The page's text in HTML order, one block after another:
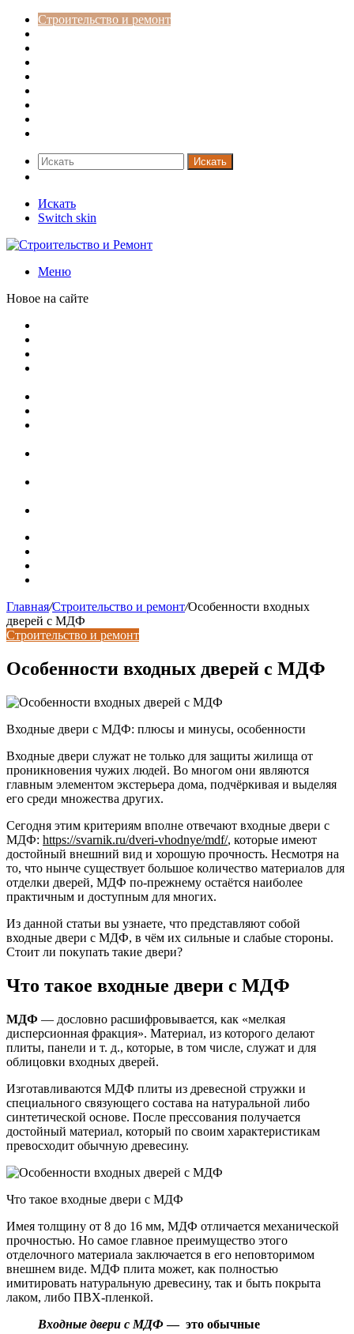
Строительство и ремонт
Искать
Искать
Switch skin
Меню
Новое на сайте
Главная/Строительство и ремонт/Особенности входных
дверей с МДФ
Строительство и ремонт
Особенности входных дверей с МДФ
Входные двери с МДФ: плюсы и минусы, особенности
Входные двери служат не только для защиты жилища от
проникновения чужих людей. Во многом они являются
главным элементом экстерьера дома, подчёркивая и выделяя
его среди множества других.
Сегодня этим критериям вполне отвечают входные двери с
МДФ: https://svarnik.ru/dveri-vhodnye/mdf/, которые имеют
достойный внешний вид и хорошую прочность. Несмотря на
то, что нынче существует большое количество материалов для
отделки дверей, МДФ по-прежнему остаётся наиболее
практичным и доступным для многих.
Из данной статьи вы узнаете, что представляют собой
входные двери с МДФ, в чём их сильные и слабые стороны.
Стоит ли покупать такие двери?
Что такое входные двери с МДФ
МДФ — дословно расшифровывается, как «мелкая
дисперсионная фракция». Материал, из которого делают
плиты, панели и т. д., которые, в том числе, служат и для
облицовки входных дверей.
Изготавливаются МДФ плиты из древесной стружки и
специального связующего состава на натуральной либо
синтетической основе. После прессования получается
достойный материал, который по своим характеристикам
превосходит обычную древесину.
Что такое входные двери с МДФ
Имея толщину от 8 до 16 мм, МДФ отличается механической
прочностью. Но самое главное преимущество этого
отделочного материала заключается в его неповторимом
внешнем виде. МДФ плита может, как полностью
имитировать натуральную древесину, так и быть покрыта
лаком, либо ПВХ-пленкой.
Входные двери с МДФ— это обычные